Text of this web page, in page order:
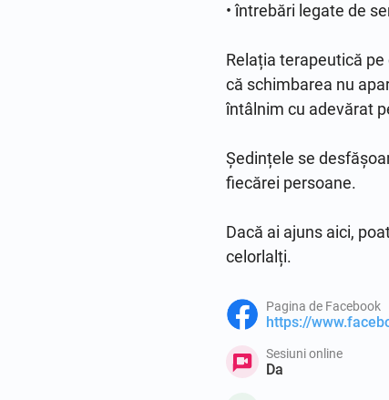
• întrebări legate de
Relația terapeutică
că schimbarea nu
întâlnim cu adevărat
Ședințele se
fiecărei persoane.
Dacă ai ajuns aici,
celorlalți.
https://
Pagina de Facebook
Da
Sesiuni online